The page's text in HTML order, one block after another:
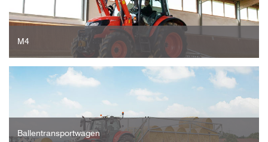
M4
Ballentransportwagen